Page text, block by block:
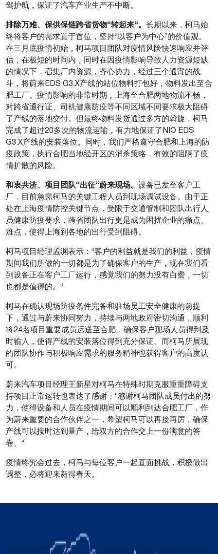
驾护航，保证了汽车产业生产不中断。
排除万难、保供保链跨省货物“转起来“。 长期以来，柯马始
终将客户的需求置于首位，坚持“以客户为中心”的价值观。
在三月底疫情初始，柯马项目团队对疫情风险快速响应并评
估，在极短的时间内，同时在因疫情影响导致人力资源短缺
的情况下，召集厂内资源，齐心协力，经过三个通宵的战
斗，将蔚来EDS G3.X产线的站位物料打包好，物料发出至合
肥工厂。疫情影响的非常时期，上海至合肥两地物流不畅，
对跨省通行证、司机健康防疫等不同区域不同要求极大阻碍
了产线的落地交付。但最终物料发货通过多方的斡旋，柯马
完成了超过20多次的物流运输，有力地保证了NIO EDS
G3.X产线的安装落位。同时，我们严格遵守合肥和上海的防
疫政策，执行合肥当地经开区的消杀策略，有效的阻隔了疫
情扩散的风险。
和衷共济、项目团队“出征“蔚来现场。 设备已发至客户工
厂，目前急需柯马的关键工程人员到现场调试设备。由于正
处在上海疫情防控关键节点，受限于交通管制和团队出行人
员健康防疫要求，跨省团队出行更是成为困扰企业的痛点、
难点，使得上海到各地的出行受到阻碍。
柯马项目经理孟渊表示：“客户的利益就是我们的利益，疫情
期间我们所做的一切都是为了确保客户的生产，现在我们看
到设备正在客户工厂运行，感觉我们的努力没有白费，一切
也都是值得的。“
柯马在确认现场防疫条件完备和驻场员工安全健康的前提
下，通过与蔚来协同努力，持续与两地政府密切沟通，顺利
将24名项目重要成员运送至合肥，确保客户现场人员得到及
时输入，使得产线的安装落位得到充分保证。而柯马所展现
的团队协作与积极响应需求的服务精神也获得客户的高度认
可。
蔚来汽车项目经理王新星对柯马在特殊时期克服重重障碍支
持项目正常运转也表达了感谢：“感谢柯马团队成员付出的努
力，使得设备和人员在疫情期间可以顺利到达合肥工厂，作
为蔚来重要的合作伙伴之一，希望柯马可以再接再厉，确保
产线可以按时达到量产，给双方的合作交上一份满意的答
卷。“
疫情终究会过去，柯马与每位客户一起直面挑战，积极做出
调整，必将迎来新得春天。